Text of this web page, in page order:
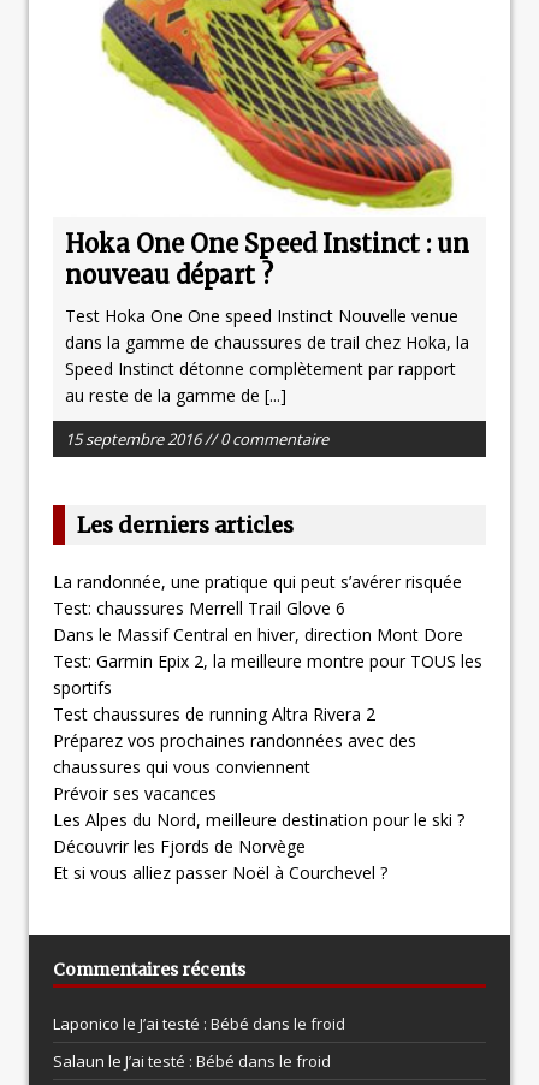
Hoka One One Speed Instinct : un
nouveau départ ?
Test Hoka One One speed Instinct Nouvelle venue
dans la gamme de chaussures de trail chez Hoka, la
Speed Instinct détonne complètement par rapport
au reste de la gamme de [...]
15 septembre 2016 // 0 commentaire
Les derniers articles
La randonnée, une pratique qui peut s’avérer risquée
Test: chaussures Merrell Trail Glove 6
Dans le Massif Central en hiver, direction Mont Dore
Test: Garmin Epix 2, la meilleure montre pour TOUS les
sportifs
Test chaussures de running Altra Rivera 2
Préparez vos prochaines randonnées avec des
chaussures qui vous conviennent
Prévoir ses vacances
Les Alpes du Nord, meilleure destination pour le ski ?
Découvrir les Fjords de Norvège
Et si vous alliez passer Noël à Courchevel ?
Commentaires récents
Laponico le J’ai testé : Bébé dans le froid
Salaun le J’ai testé : Bébé dans le froid